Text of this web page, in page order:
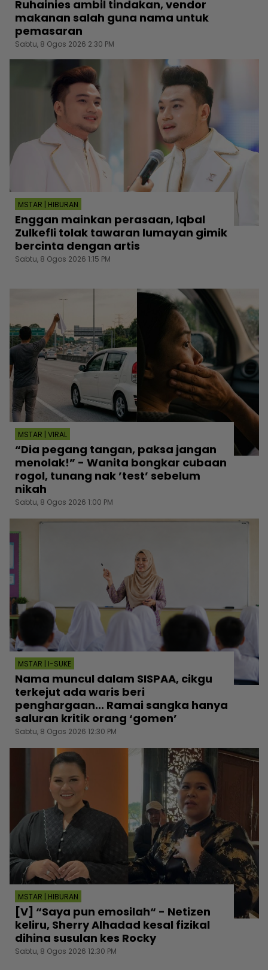
Ruhainies ambil tindakan, vendor
makanan salah guna nama untuk
pemasaran
Sabtu, 8 Ogos 2026 2:30 PM
MSTAR | HIBURAN
Enggan mainkan perasaan, Iqbal
Zulkefli tolak tawaran lumayan gimik
bercinta dengan artis
Sabtu, 8 Ogos 2026 1:15 PM
MSTAR | VIRAL
“Dia pegang tangan, paksa jangan
menolak!” - Wanita bongkar cubaan
rogol, tunang nak ’test’ sebelum
nikah
Sabtu, 8 Ogos 2026 1:00 PM
MSTAR | I-SUKE
Nama muncul dalam SISPAA, cikgu
terkejut ada waris beri
penghargaan... Ramai sangka hanya
saluran kritik orang ‘gomen’
Sabtu, 8 Ogos 2026 12:30 PM
MSTAR | HIBURAN
[V] “Saya pun emosilah“ - Netizen
keliru, Sherry Alhadad kesal fizikal
dihina susulan kes Rocky
Sabtu, 8 Ogos 2026 12:30 PM